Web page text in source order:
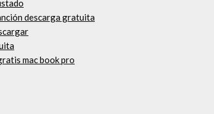
descarga gratuita
mac book pro